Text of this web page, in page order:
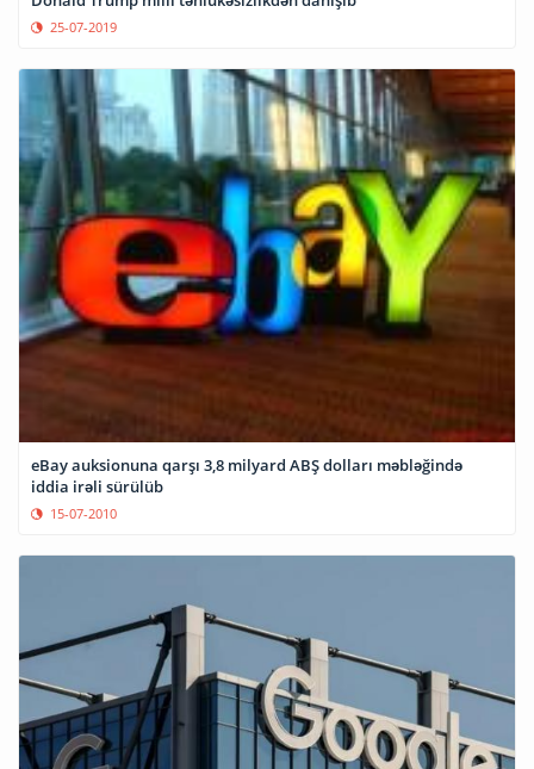
25-07-2019
eBay auksionuna qarşı 3,8 milyard ABŞ dolları məbləğində
iddia irəli sürülüb
15-07-2010